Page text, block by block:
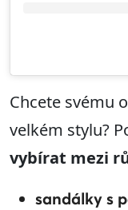
Chcete svému
velkém stylu?
vybírat mezi
sandálky s